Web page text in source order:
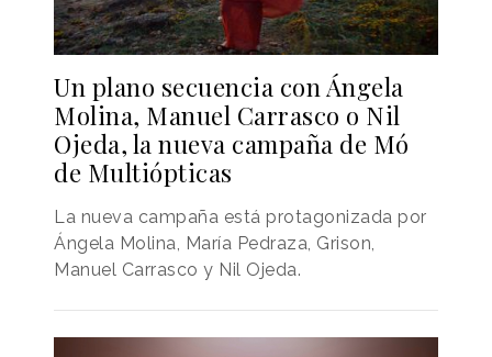
Un plano secuencia con Ángela
Molina, Manuel Carrasco o Nil
Ojeda, la nueva campaña de Mó
de Multiópticas
La nueva campaña está protagonizada por
Ángela Molina, María Pedraza, Grison,
Manuel Carrasco y Nil Ojeda.